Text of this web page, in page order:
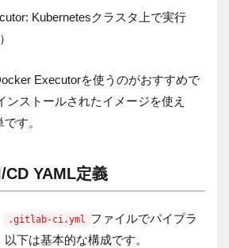
Kubernetesクラスタ上で実行
Executorを使うのがおすすめで
ンストールされたイメージを使え
す。
YAML定義
.gitlab-ci.yml ファイルでパイプラ
下は基本的な構成です。